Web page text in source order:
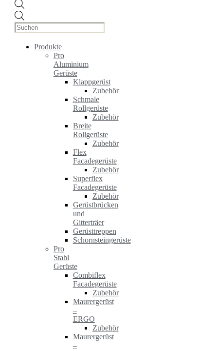
search
Produkte
Pro
Aluminium
Gerüste
Klappgerüst
Zubehör
Schmale
Rollgerüste
Zubehör
Breite
Rollgerüste
Zubehör
Flex
Facadegerüste
Zubehör
Superflex
Facadegerüste
Zubehör
Gerüstbrücken
und
Gitterträer
Gerüsttreppen
Schornsteingerüste
Pro
Stahl
Gerüste
Combiflex
Facadegerüste
Zubehör
Maurergerüst
–
ERGO
Zubehör
Maurergerüst
–